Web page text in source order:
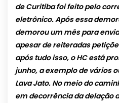
de Curitiba foi feito pelo
eletrônico. Após essa
demorou um mês para
apesar de reiteradas
após tudo isso, o HC está
junho, a exemplo de vários
Lava Jato. No meio do
em decorrência da delação